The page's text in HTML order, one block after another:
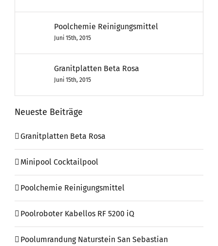
Poolchemie Reinigungsmittel
Juni 15th, 2015
Granitplatten Beta Rosa
Juni 15th, 2015
Neueste Beiträge
Granitplatten Beta Rosa
Minipool Cocktailpool
Poolchemie Reinigungsmittel
Poolroboter Kabellos RF 5200 iQ
Poolumrandung Naturstein San Sebastian